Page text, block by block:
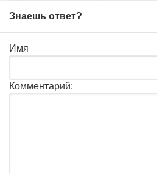
Знаешь ответ?
Имя
Комментарий: